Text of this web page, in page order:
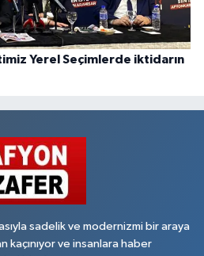
Yerel Seçimlerde iktidarın
sadelik ve modernizmi bir araya
ve insanlara haber